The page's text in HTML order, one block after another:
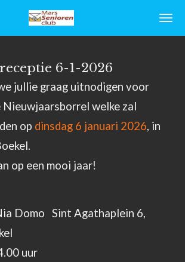
6-1-2026
jullie graag uitnodigen voor
welke zal
op dinsdag 6 januari 2026, in
op een mooi jaar!
Sint Agathaplein 6,
uur